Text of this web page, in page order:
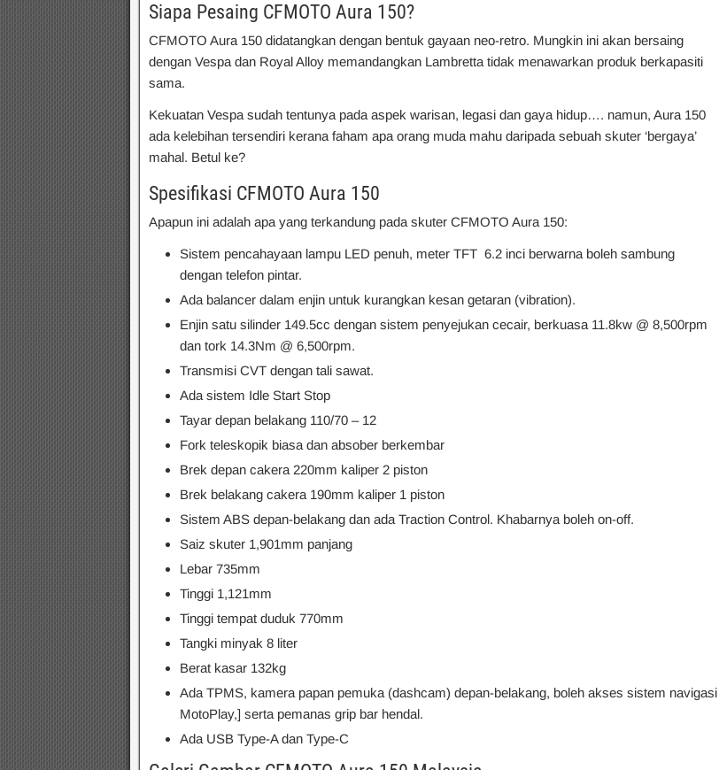
Siapa Pesaing CFMOTO Aura 150?
CFMOTO Aura 150 didatangkan dengan bentuk gayaan neo-retro. Mungkin ini akan bersaing
dengan Vespa dan Royal Alloy memandangkan Lambretta tidak menawarkan produk berkapasiti
sama.
Kekuatan Vespa sudah tentunya pada aspek warisan, legasi dan gaya hidup…. namun, Aura 150
ada kelebihan tersendiri kerana faham apa orang muda mahu daripada sebuah skuter ‘bergaya’
mahal. Betul ke?
Spesifikasi CFMOTO Aura 150
Apapun ini adalah apa yang terkandung pada skuter CFMOTO Aura 150:
Sistem pencahayaan lampu LED penuh, meter TFT 6.2 inci berwarna boleh sambung
dengan telefon pintar.
Ada balancer dalam enjin untuk kurangkan kesan getaran (vibration).
Enjin satu silinder 149.5cc dengan sistem penyejukan cecair, berkuasa 11.8kw @ 8,500rpm
dan tork 14.3Nm @ 6,500rpm.
Transmisi CVT dengan tali sawat.
Ada sistem Idle Start Stop
Tayar depan belakang 110/70 – 12
Fork teleskopik biasa dan absober berkembar
Brek depan cakera 220mm kaliper 2 piston
Brek belakang cakera 190mm kaliper 1 piston
Sistem ABS depan-belakang dan ada Traction Control. Khabarnya boleh on-off.
Saiz skuter 1,901mm panjang
Lebar 735mm
Tinggi 1,121mm
Tinggi tempat duduk 770mm
Tangki minyak 8 liter
Berat kasar 132kg
Ada TPMS, kamera papan pemuka (dashcam) depan-belakang, boleh akses sistem navigasi
MotoPlay,] serta pemanas grip bar hendal.
Ada USB Type-A dan Type-C